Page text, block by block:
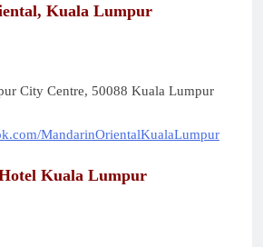
Kuala Lumpur
City Centre, 50088 Kuala Lumpur
MandarinOrientalKualaLumpur
Kuala Lumpur